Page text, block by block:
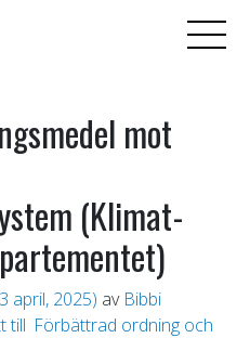
mot
(Klimat-
april, 2025) av Bibbi
till Förbättrad ordning och